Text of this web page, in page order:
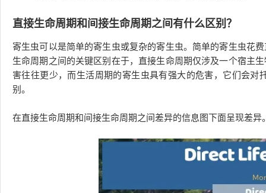
直接生命周期和间接生命周期之间有什么区别？
寄生虫可以是简单的寄生虫或复杂的寄生虫。简单的寄生虫花
生命周期之间的关键区别在于，直接生命周期仅涉及一个宿主
害往往更少，而生活周期的寄生虫具有强大的危害，它们会
别。
在直接生命周期和间接生命周期之间差异的信息图下面呈现差异